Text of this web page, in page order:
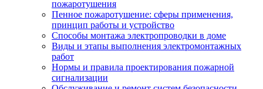
пожаротушения
Пенное пожаротушение: сферы применения,
принцип работы и устройство
Способы монтажа электропроводки в доме
Виды и этапы выполнения электромонтажных
работ
Нормы и правила проектирования пожарной
сигнализации